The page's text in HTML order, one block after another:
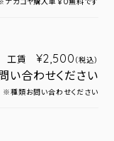
工賃 ¥2,500 （税込）
い合わせください
※種類お問い合わせください